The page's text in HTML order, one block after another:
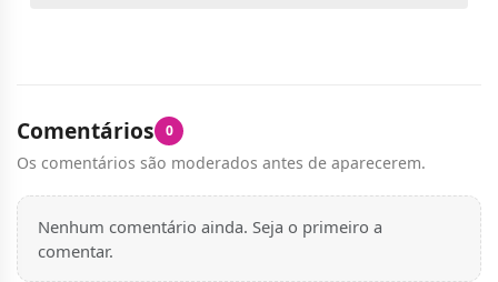
Comentários 0
Os comentários são moderados antes de aparecerem.
Nenhum comentário ainda. Seja o primeiro a
comentar.